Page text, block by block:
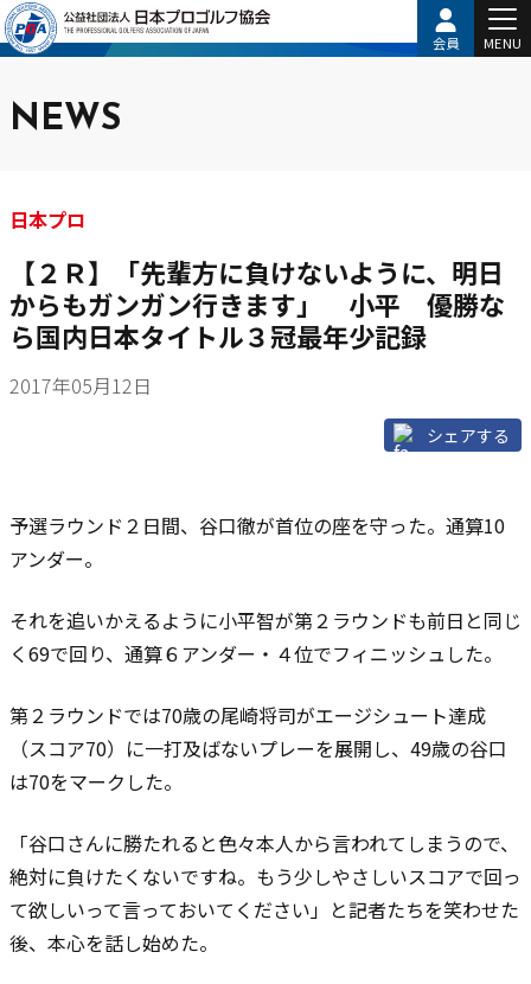
会員 MENU
NEWS
日本プロ
【２Ｒ】「先輩方に負けないように、明日
からもガンガン行きます」 小平 優勝な
ら国内日本タイトル３冠最年少記録
2017年05月12日
シェアする
予選ラウンド２日間、谷口徹が首位の座を守った。通算10
アンダー。
それを追いかえるように小平智が第２ラウンドも前日と同じ
く69で回り、通算６アンダー・４位でフィニッシュした。
第２ラウンドでは70歳の尾崎将司がエージシュート達成
（スコア70）に一打及ばないプレーを展開し、49歳の谷口
は70をマークした。
「谷口さんに勝たれると色々本人から言われてしまうので、
絶対に負けたくないですね。もう少しやさしいスコアで回っ
て欲しいって言っておいてください」と記者たちを笑わせた
後、本心を話し始めた。